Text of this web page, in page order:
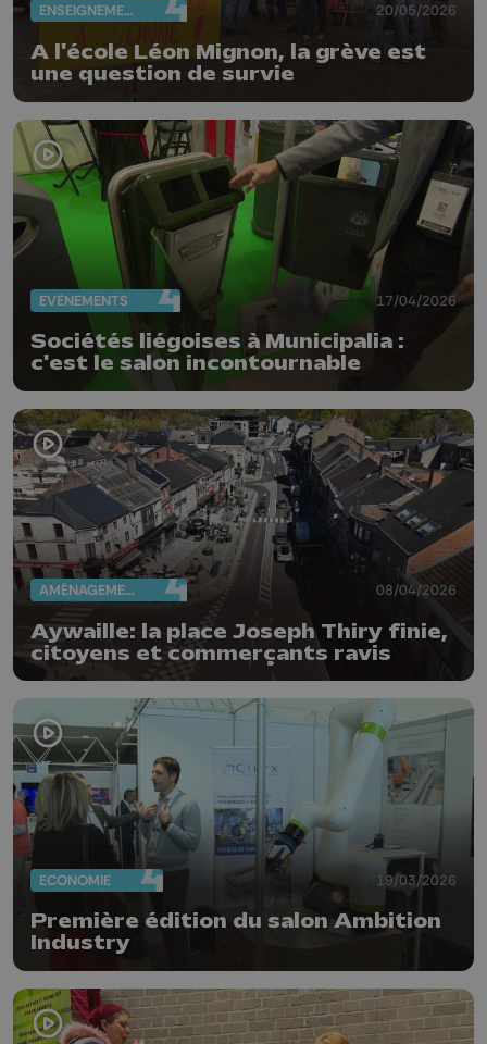
ENSEIGNEMENT 20/05/2026
A l'école Léon Mignon, la grève est
une question de survie
EVÈNEMENTS 17/04/2026
Sociétés liégoises à Municipalia :
c'est le salon incontournable
AMÉNAGEMENT DU TERRITOIRE 08/04/2026
Aywaille: la place Joseph Thiry finie,
citoyens et commerçants ravis
ECONOMIE 19/03/2026
Première édition du salon Ambition
Industry